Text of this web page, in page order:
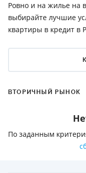
Ровно и на жилье на
выбирайте лучшие
квартиры в кредит в
ВТОРИЧНЫЙ РЫНОК
По заданным